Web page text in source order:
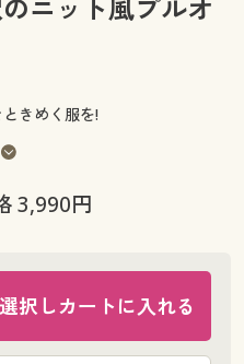
ニット風プルオ
きめく服を!
3,990円
択しカートに入れる